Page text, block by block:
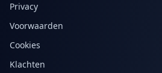
Privacy
Voorwaarden
Cookies
Klachten